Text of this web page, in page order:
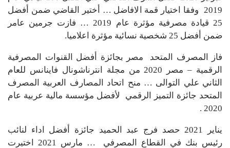
2019 وفقا اختيار قمة الافاضل … أختير القاضي ضمن أفضل
25 قيادة مصرفية مؤثرة عام 2019 … فازت جرمين عامر
ضمن أفضل 25 شخصية نسائية مؤثرة اعلاميا.
فاز المصرف المتحد مصر بجائزة أفضل القنوات المصرفية
الرقمية – مصر 2020 من مجلة انترناشونال فاينانس للعام
الثاني علي التوالى … منح اتحاد المصارف العربية المصرف
المتحد جائزة التميز الرقمي لأفضل مؤسسة مالية عربية عام
2020 .
يناير 2021 حصد فرج عبد الحميد جائزة أفضل اداء لنائب
رئيس بنك في القطاع المصرفي … مارس 2021 اختيرت